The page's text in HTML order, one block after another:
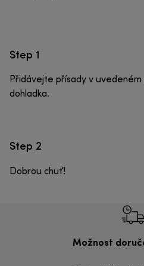
Step 1
Přidávejte přísady v
dohladka.
Step 2
Dobrou chuť!
Možnost